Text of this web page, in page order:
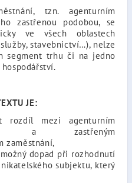
tzn. agenturním
zastřenou podobou, se
ve všech oblastech
stavebnictví…), nelze
segment trhu či na jedno
JE:
mezi agenturním
a zastřeným
zaměstnání,
dopad při rozhodnutí
subjektu, který